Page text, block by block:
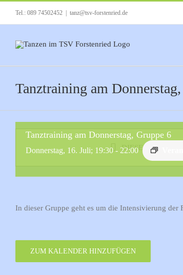
InhaltTel.: 089 74502452 tanz@tsv-forstenried.de
Tanztraining am
DIESE
Tanztraining am Donnerstag, Gruppe 6
Donnerstag, 16. Juli; 19:30 - 22:00
In dieser Gruppe geht es um die Intensivierung der
ZUM KALENDER HINZUFÜGEN